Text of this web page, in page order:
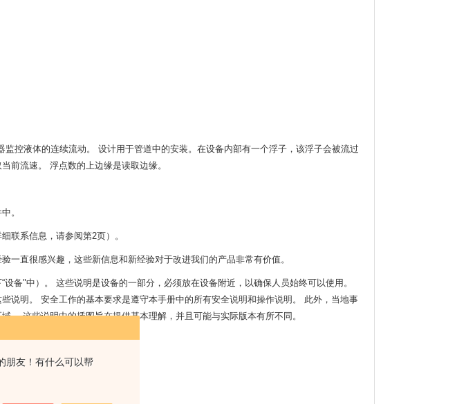
朋友！有什么可以帮
控液体的连续流动。 设计用于管道中的安装。在设备内部有一个浮子，该浮子会被流过
前流速。 浮点数的上边缘是读取边缘。
。
联系信息，请参阅第2页）。
一直很感兴趣，这些新信息和新经验对于改进我们的产品非常有价值。
备"中）。 这些说明是设备的一部分，必须放在设备附近，以确保人员始终可以使用。
说明。 安全工作的基本要求是遵守本手册中的所有安全说明和操作说明。 此外，当地事
。 这些说明中的插图旨在提供基本理解，并且可能与实际版本有所不同。